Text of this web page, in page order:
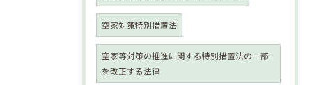
空家対策特別措置法
空家等対策の推進に関する特別措置法の一部
を改正する法律